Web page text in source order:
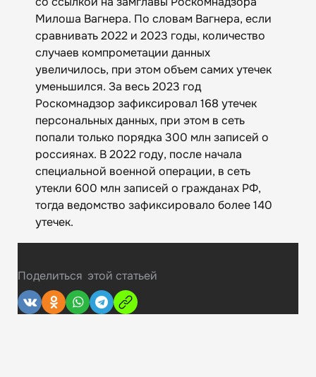
Милоша Вагнера. По словам Вагнера, если
сравнивать 2022 и 2023 годы, количество
случаев компрометации данных
увеличилось, при этом объем самих утечек
уменьшился. За весь 2023 год
Роскомнадзор зафиксировал 168 утечек
персональных данных, при этом в сеть
попали только порядка 300 млн записей о
россиянах. В 2022 году, после начала
специальной военной операции, в сеть
утекли 600 млн записей о гражданах РФ,
тогда ведомство зафиксировало более 140
утечек.
Поделиться этой статьей